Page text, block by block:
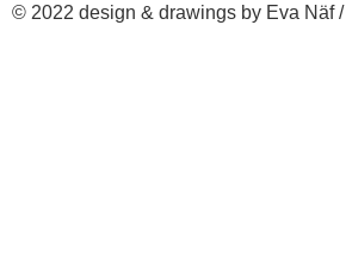
© 2022 design & drawings by Eva Näf /